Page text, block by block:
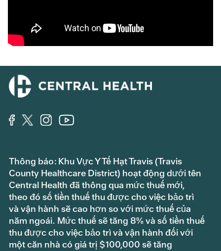
Thông báo: Khu Vực Y Tế Hạt Travis (Travis
County Healthcare District) hoạt động dưới tên
Central Health đã thông qua mức thuế mới,
theo đó số tiền thuế thu được cho việc bảo trì
và vận hành sẽ cao hơn so với mức thuế của
năm ngoái. Mức thuế sẽ tăng 8% và số tiền thuế
thu được cho việc bảo trì và vận hành đối với
một căn nhà có giá trị $100,000 sẽ tăng